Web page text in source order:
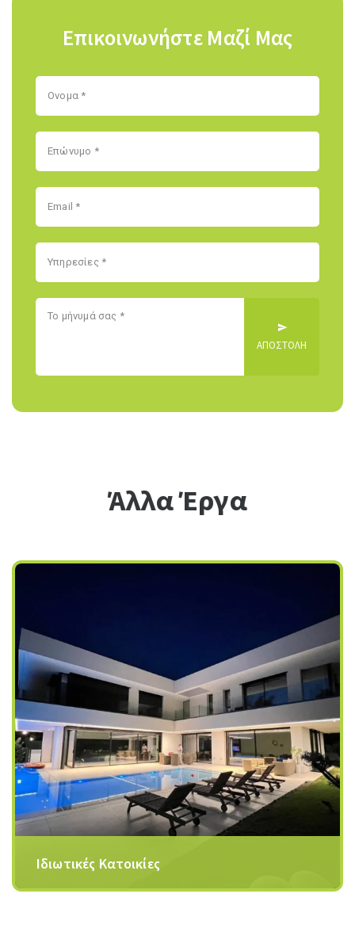
Επικοινωνήστε Μαζί Μας
Άλλα Έργα
Ιδιωτικές Κατοικίες